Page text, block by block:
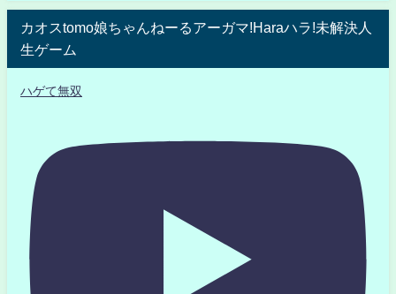
カオスtomo娘ちゃんねーるアーガマ!Haraハラ!未解決人
生ゲーム
ハゲて無双